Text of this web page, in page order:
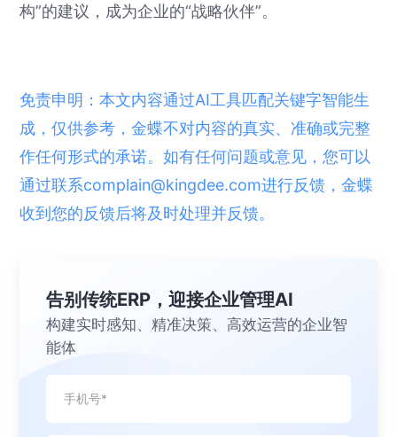
构”的建议，成为企业的“战略伙伴”。
免责申明：本文内容通过AI工具匹配关键字智能生
成，仅供参考，金蝶不对内容的真实、准确或完整
作任何形式的承诺。如有任何问题或意见，您可以
通过联系complain@kingdee.com进行反馈，金蝶
收到您的反馈后将及时处理并反馈。
告别传统ERP，迎接企业管理AI
构建实时感知、精准决策、高效运营的企业智
能体